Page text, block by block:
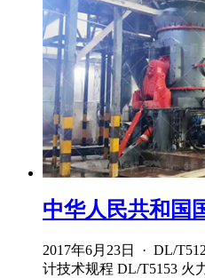
中华人民共和国
2017年6月23日 · DL/
计技术规程 DL/T5153 火